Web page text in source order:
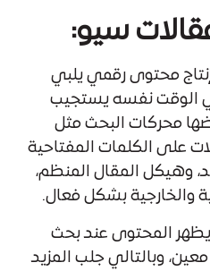
سيو:
محتوى رقمي يلبي
الوقت نفسه يستجيب
محركات البحث مثل
على الكلمات المفتاحية
وهيكل المقال المنظم،
والخارجية بشكل فعال.
المحتوى عند بحث
وبالتالي جلب المزيد